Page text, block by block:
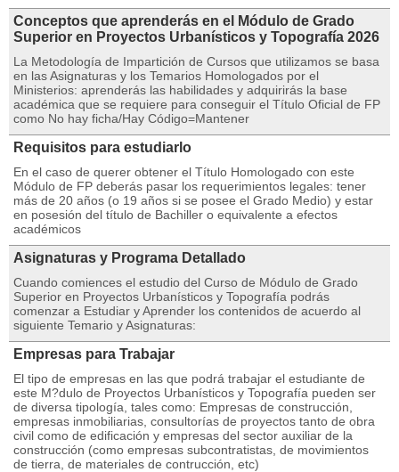
Conceptos que aprenderás en el Módulo de Grado
Superior en Proyectos Urbanísticos y Topografía 2026
La Metodología de Impartición de Cursos que utilizamos se basa
en las Asignaturas y los Temarios Homologados por el
Ministerios: aprenderás las habilidades y adquirirás la base
académica que se requiere para conseguir el Título Oficial de FP
como No hay ficha/Hay Código=Mantener
Requisitos para estudiarlo
En el caso de querer obtener el Título Homologado con este
Módulo de FP deberás pasar los requerimientos legales: tener
más de 20 años (o 19 años si se posee el Grado Medio) y estar
en posesión del título de Bachiller o equivalente a efectos
académicos
Asignaturas y Programa Detallado
Cuando comiences el estudio del Curso de Módulo de Grado
Superior en Proyectos Urbanísticos y Topografía podrás
comenzar a Estudiar y Aprender los contenidos de acuerdo al
siguiente Temario y Asignaturas:
Empresas para Trabajar
El tipo de empresas en las que podrá trabajar el estudiante de
este M?dulo de Proyectos Urbanísticos y Topografía pueden ser
de diversa tipología, tales como: Empresas de construcción,
empresas inmobiliarias, consultorías de proyectos tanto de obra
civil como de edificación y empresas del sector auxiliar de la
construcción (como empresas subcontratistas, de movimientos
de tierra, de materiales de contrucción, etc)